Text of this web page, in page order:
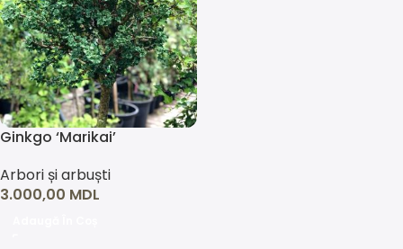
Ginkgo ‘Marikai’
Arbori și arbuști
3.000,00 MDL